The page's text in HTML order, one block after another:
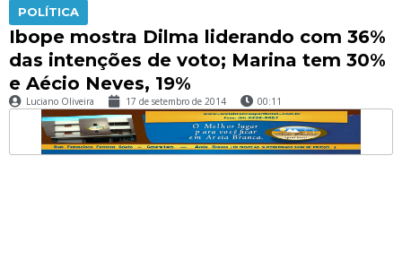
POLÍTICA
Ibope mostra Dilma liderando com 36%
das intenções de voto; Marina tem 30%
e Aécio Neves, 19%
Luciano Oliveira 17 de setembro de 2014 00:11